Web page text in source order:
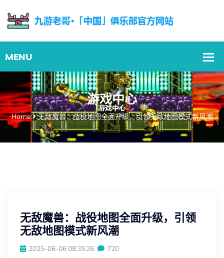
游戏中心
Home 无敌魔兽：战役地图全面升级，引领无敌地图模式新风潮
无敌魔兽：战役地图全面升级，引领
无敌地图模式新风潮
2025-06-06 08:35:26 720